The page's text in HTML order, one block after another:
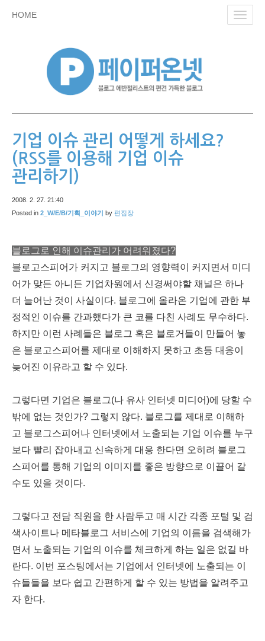
HOME
기업 이슈 관리 어떻게 하세요?
(RSS를 이용해 기업 이슈
관리하기)
2008. 2. 27. 21:40
Posted in 2_W/E/B/기획_이야기 by 편집장
블로그로 인해 이슈관리가 어려워졌다?
블로고스피어가 커지고 블로그의 영향력이 커지면서 미디
어가 맞든 아니든 기업차원에서 신경써야할 채널은 하나
더 늘어난 것이 사실이다. 블로그에 올라온 기업에 관한 부
정적인 이슈를 간과했다가 큰 코를 다친 사례도 무수하다.
하지만 이런 사례들은 블로그 혹은 블로거들이 만들어 놓
은 블로고스피어를 제대로 이해하지 못하고 초등 대응이
늦어진 이유라고 할 수 있다.
그렇다면 기업은 블로그(나 유사 인터넷 미디어)에 당할 수
밖에 없는 것인가? 그렇지 않다. 블로그를 제대로 이해하
고 블로그스피어나 인터넷에서 노출되는 기업 이슈를 누구
보다 빨리 잡아내고 신속하게 대응 한다면 오히려 블로그
스피어를 통해 기업의 이미지를 좋은 방향으로 이끌어 갈
수도 있을 것이다.
그렇다고 전담 직원을 한 사람두고 매 시간 각종 포털 및 검
색사이트나 메타블로그 서비스에 기업의 이름을 검색해가
면서 노출되는 기업의 이슈를 체크하게 하는 일은 없길 바
란다. 이번 포스팅에서는 기업에서 인터넷에 노출되는 이
슈들들을 보다 쉽고 간편하게 할 수 있는 방법을 알려주고
자 한다.